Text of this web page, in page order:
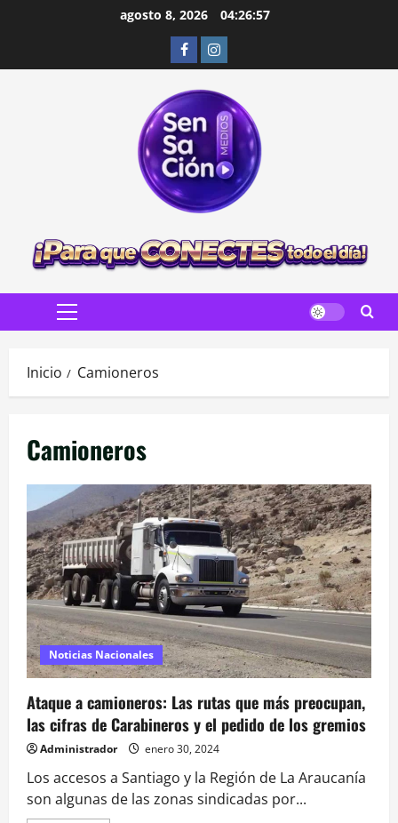
agosto 8, 2026 04:26:58
FacebookInstagram
Menú
Inicio Camioneros
Camioneros
Noticias Nacionales
Ataque a camioneros: Las rutas que más preocupan,
las cifras de Carabineros y el pedido de los gremios
Administrador enero 30, 2024
Los accesos a Santiago y la Región de La Araucanía
son algunas de las zonas sindicadas por...